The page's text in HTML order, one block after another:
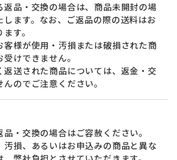
返品・交換の場合は、商品未開封の場
ます。なお、ご返品の際の送料はお
す。
客様が使用・汚損または破損された商
けできません。
返送された商品については、返金・交
のでご注意ください。
・交換の場合はご容赦ください。
汚損、あるいはお申込みの商品と異な